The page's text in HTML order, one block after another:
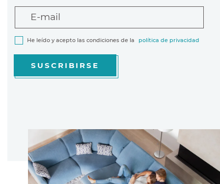
E-mail
He leído y acepto las condiciones de la política de privacidad
SUSCRIBIRSE